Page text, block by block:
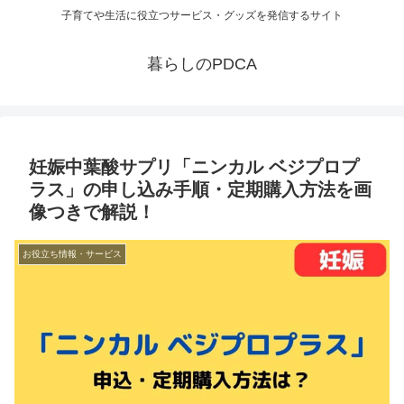
子育てや生活に役立つサービス・グッズを発信するサイト
暮らしのPDCA
妊娠中葉酸サプリ「ニンカル ベジプロプ
ラス」の申し込み手順・定期購入方法を画
像つきで解説！
お役立ち情報・サービス